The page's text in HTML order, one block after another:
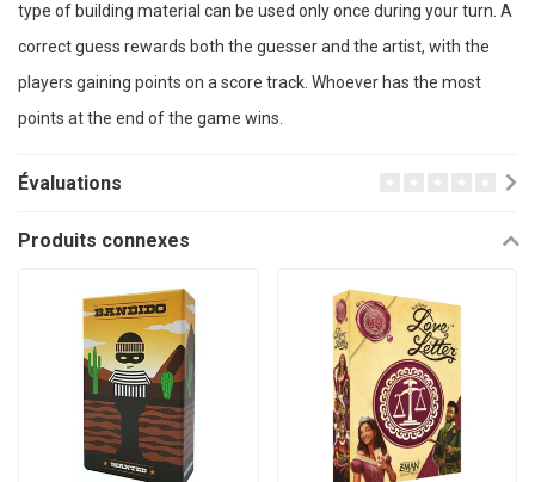
type of building material can be used only once during your turn. A
correct guess rewards both the guesser and the artist, with the
players gaining points on a score track. Whoever has the most
points at the end of the game wins.
Évaluations
Produits connexes